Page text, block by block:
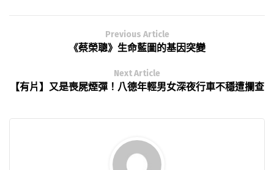
Previous Article
《蔡榮聰》生命藍圖的基因突變
Next Article
【有片】又是喪屍煙彈！八德年輕男女深夜行車不穩遭攔查